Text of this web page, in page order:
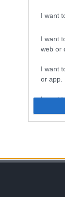
I want
I want
web or
I want
or app.
I want
I want
Nagy
bajnok